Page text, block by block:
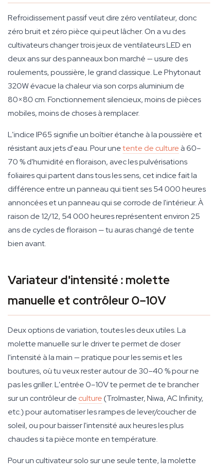
Refroidissement passif veut dire zéro ventilateur, donc
zéro bruit et zéro pièce qui peut lâcher. On a vu des
cultivateurs changer trois jeux de ventilateurs LED en
deux ans sur des panneaux bon marché — usure des
roulements, poussière, le grand classique. Le Phytonaut
320W évacue la chaleur via son corps aluminium de
80×80 cm. Fonctionnement silencieux, moins de pièces
mobiles, moins de choses à remplacer.
L'indice IP65 signifie un boîtier étanche à la poussière et
résistant aux jets d'eau. Pour unetente de cultureà 60–
70 % d'humidité en floraison, avec les pulvérisations
foliaires qui partent dans tous les sens, cet indice fait la
différence entre un panneau qui tient ses 54 000 heures
annoncées et un panneau qui se corrode de l'intérieur. À
raison de 12/12, 54 000 heures représentent environ 25
ans de cycles de floraison — tu auras changé de tente
bien avant.
Variateur d'intensité : molette
manuelle et contrôleur 0–10V
Deux options de variation, toutes les deux utiles. La
molette manuelle sur le driver te permet de doser
l'intensité à la main — pratique pour les semis et les
boutures, où tu veux rester autour de 30–40 % pour ne
pas les griller. L'entrée 0–10V te permet de te brancher
sur un contrôleur de culture(Trolmaster, Niwa, AC Infinity,
etc.) pour automatiser les rampes de lever/coucher de
soleil, ou pour baisser l'intensité aux heures les plus
chaudes si ta pièce monte en température.
Pour un cultivateur solo sur une seule tente, la molette